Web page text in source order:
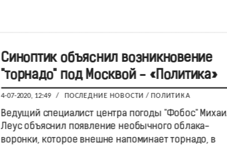
Синоптик объяснил возникновение
"торнадо" под Москвой - «Политика»
4-07-2020, 12:49 / ПОСЛЕДНИЕ НОВОСТИ / ПОЛИТИКА
Ведущий специалист центра погоды "Фобос"
Леус объяснил появление необычного облака-
воронки, которое внешне напоминает торнадо, в